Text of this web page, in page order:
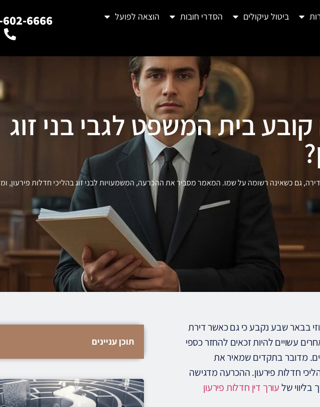
ביטול עיקולים הסדרי חובות
הוצאה לפועל
6666
בית המשפט לגבי בני זוג
גם כשאינה רשומה על שמו. המאמר מסביר את ההכרעה, המשמעויות לבני זוג בהליכי חדלות פירעון,
בבאר שבע נקבע כי גם כאשר דירת
עשויים להיות זכאים להחזר כספי
מדובר בתקדים שמאיר את
חדלות פירעון. ההכרעה מדגישה
שלעורך דין חדלות פירעון
תוכן עניינים